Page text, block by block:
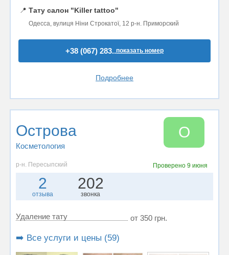
📍 Тату салон "Killer tattoo"
Одесса, вулиця Ніни Строкатої, 12 р-н. Приморский
+38 (067) 283..показать номер
Подробнее
Острова
Косметология
О
р-н. Пересыпский Проверено9 июня
2
отзыва
202
звонка
Удаление тату от 350 грн.
➡️ Все услуги и цены (59)